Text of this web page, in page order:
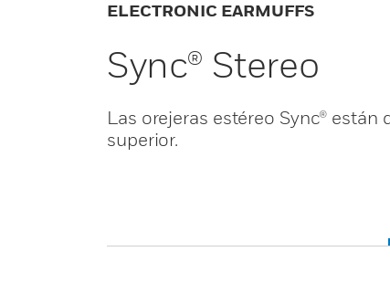
ELECTRONIC EARMUFFS
Sync® Stereo
Las orejeras estéreo Sync®
superior.